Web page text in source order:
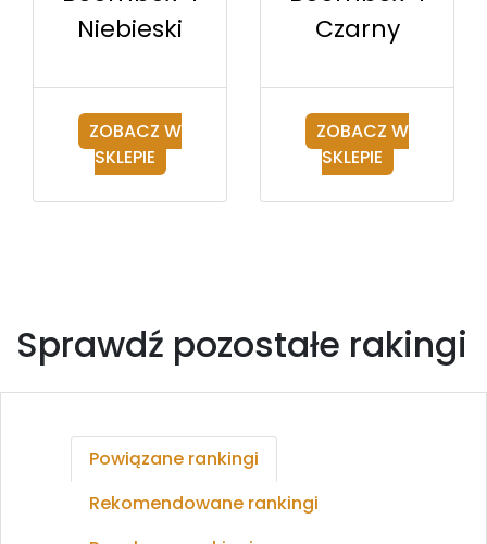
Niebieski
ZOBACZ W
SKLEPIE
Czarny
ZOBACZ W
SKLEPIE
Sprawdź pozostałe rakingi
Powiązane rankingi
Rekomendowane rankingi